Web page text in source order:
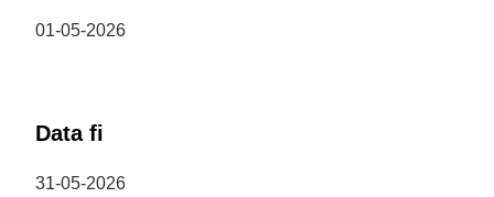
01-05-2026
Data fi
31-05-2026